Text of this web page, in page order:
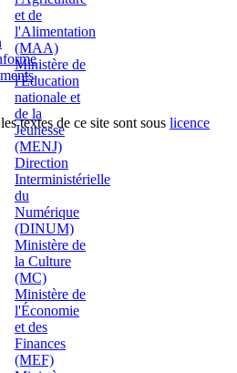
textes de ce site sont sous licence